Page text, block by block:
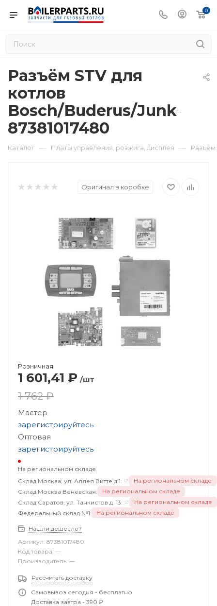
0
Разъём STV для
котлов
Bosch/Buderus/Junkers/
87381017480
Каталог — Платы управления, розжига, дисплея — Разъём
Оригинал в коробке
Розничная
1 601,41 ₽ /шт
1 762 ₽
Мастер
зарегистрируйтесь
Оптовая
зарегистрируйтесь
На региональном складе
Склад Москва, ул. Аллея Витте д.1:
На региональном складе
Склад Москва Веневская:
На региональном складе
Склад Саратов, ул. Танкистов д. 13:
На региональном складе
Федеральный склад №1:
На региональном складе
Нашли дешевле?
Артикул: 87381017480
Код товара: —
Производитель: —
Рассчитать доставку
Самовывоз сегодня - бесплатно
Доставка завтра - 390 ₽